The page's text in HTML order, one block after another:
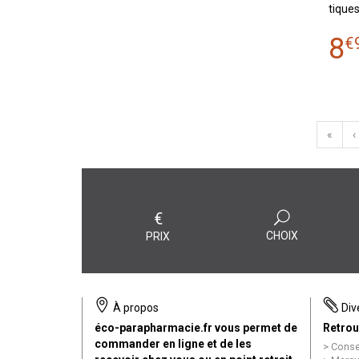
8€
« ‹
€
PRIX CHOIX
À propos
éco-parapharmacie.fr vous permet de
commander en ligne et de les